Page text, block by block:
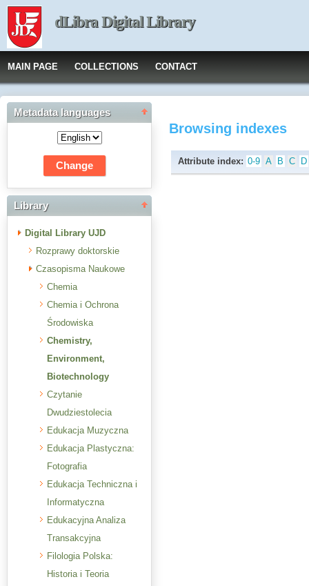
dLibra Digital Library
MAIN PAGE COLLECTIONS CONTACT
Metadata languages
Library
Digital Library UJD
Rozprawy doktorskie
Czasopisma Naukowe
Chemia
Chemia i Ochrona
Środowiska
Chemistry,
Environment,
Biotechnology
Czytanie
Dwudziestolecia
Edukacja Muzyczna
Edukacja Plastyczna:
Fotografia
Edukacja Techniczna i
Informatyczna
Edukacyjna Analiza
Transakcyjna
Filologia Polska:
Historia i Teoria
Browsing indexes
Attribute index: 0-9 A B C D